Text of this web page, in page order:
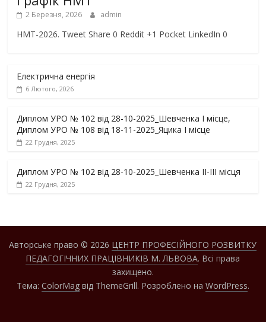
2 Березня, 2026 admin
НМТ-2026. Tweet Share 0 Reddit +1 Pocket LinkedIn 0
Електрична енергія
6 Лютого, 2026
Диплом УРО № 102 від 28-10-2025_Шевченка І місце,
Диплом УРО № 108 від 18-11-2025_Яцика І місце
22 Грудня, 2025
Диплом УРО № 102 від 28-10-2025_Шевченка ІІ-ІІІ місця
22 Грудня, 2025
Авторське право © 2026 ЦЕНТР ПРОФЕСІЙНОГО РОЗВИТКУ
ПЕДАГОГІЧНИХ ПРАЦІВНИКІВ М. ЛЬВОВА. Всі права
захищено.
Тема: ColorMagвід ThemeGrill. Розроблено на WordPress.